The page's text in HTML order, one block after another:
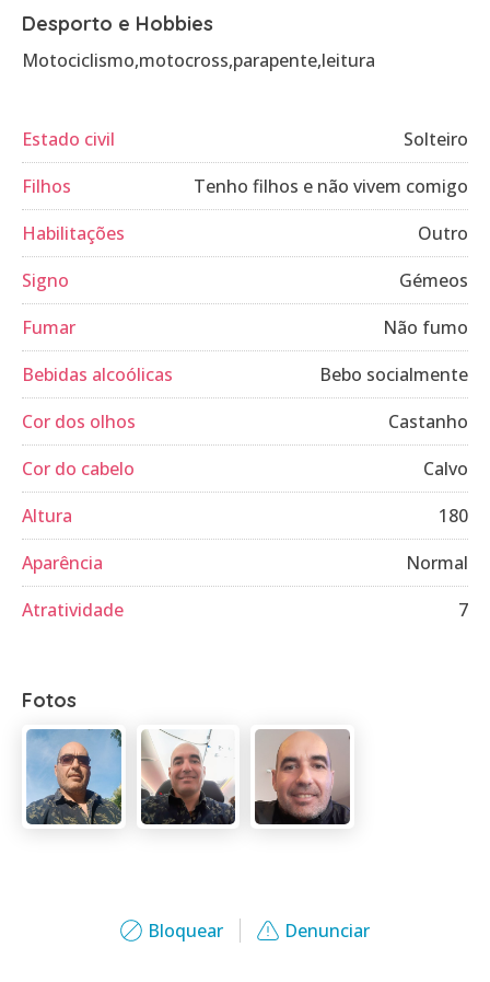
Bloquear Denunciar
Desporto e Hobbies
Motociclismo,motocross,parapente,leitura
Estado civil
Solteiro
Filhos
Tenho filhos e não vivem comigo
Habilitações
Outro
Signo
Gémeos
Fumar
Não fumo
Bebidas alcoólicas
Bebo socialmente
Cor dos olhos
Castanho
Cor do cabelo
Calvo
Altura
180
Aparência
Normal
Atratividade
7
Fotos